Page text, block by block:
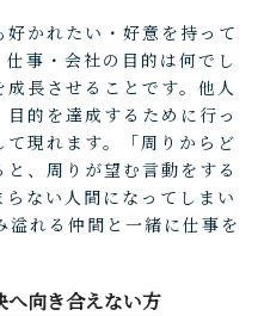
かれたい・好意を持って
事・会社の目的は何でし
長させることです。他人
的を達成するために行っ
現れます。「周りからど
、周りが望む言動をする
ない人間になってしまい
溢れる仲間と一緒に仕事を
へ向き合えない方